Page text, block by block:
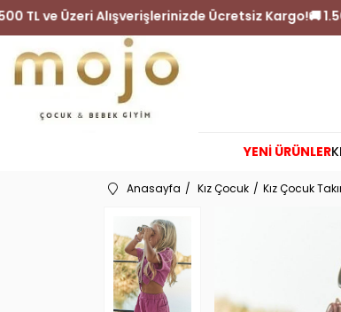
🚚 1.500 TL ve Üzeri Alışverişlerinizde
YENİ ÜRÜNLER
Anasayfa Kız Çocuk Kız Çocuk